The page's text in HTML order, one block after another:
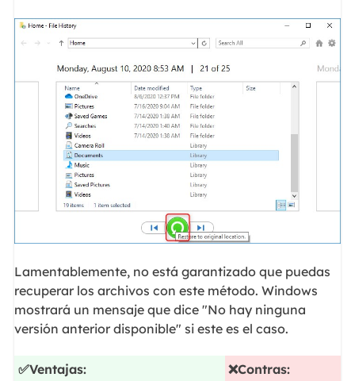
Lamentablemente, no está garantizado que puedas
recuperar los archivos con este método. Windows
mostrará un mensaje que dice "No hay ninguna
versión anterior disponible" si este es el caso.
✅Ventajas: ❌Contras: